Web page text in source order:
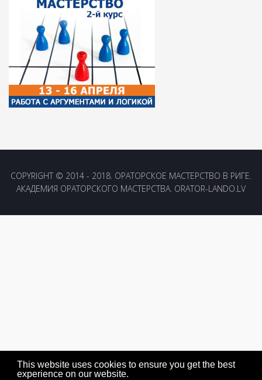
This website uses cookies to ensure you get the best
experience on our website.
COPYRIGHT © 2014 - 2018. ОРАТОРСКОЕ МАСТЕРСТВО В РИГЕ.
АКАДЕМИЯ ОРАТОРСКОГО МАСТЕРСТВА. ORATOR-LANDO.LV